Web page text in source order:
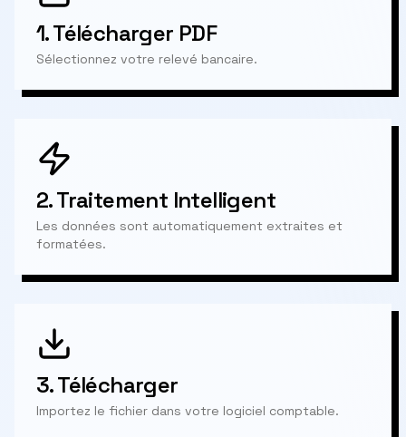
1.Télécharger PDF
Sélectionnez votre relevé bancaire.
2.Traitement Intelligent
Les données sont automatiquement extraites et
formatées.
3.Télécharger
Importez le fichier dans votre logiciel comptable.